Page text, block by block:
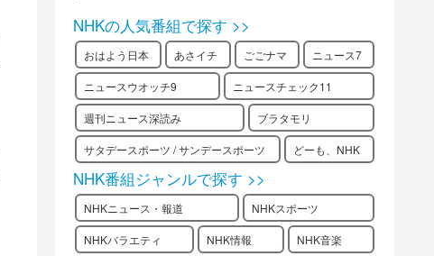
NHKの人気番組で探す >>
おはよう日本 あさイチ ごごナマ ニュース7
ニュースウオッチ9 ニュースチェック11
週刊ニュース深読み ブラタモリ
サタデースポーツ / サンデースポーツ どーも、NHK
NHK番組ジャンルで探す >>
NHKニュース・報道 NHKスポーツ
NHKバラエティ NHK情報 NHK音楽